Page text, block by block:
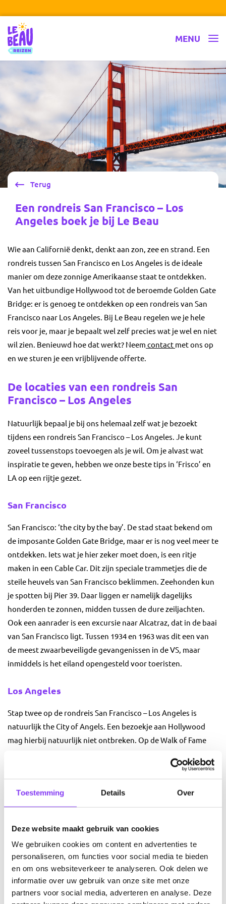
Toestemming Details Over
Deze website maakt gebruik van cookies
We gebruiken cookies om content en advertenties te
personaliseren, om functies voor social media te bieden
en om ons websiteverkeer te analyseren. Ook delen we
informatie over uw gebruik van onze site met onze
partners voor social media, adverteren en analyse. Deze
Le Beau Reizen
MENU
Terug
Een rondreis San Francisco – Los
Angeles boek je bij Le Beau
Wie aan Californië denkt, denkt aan zon, zee en strand. Een
rondreis tussen San Francisco en Los Angeles is de ideale
manier om deze zonnige Amerikaanse staat te ontdekken.
Van het uitbundige Hollywood tot de beroemde Golden Gate
Bridge: er is genoeg te ontdekken op een rondreis van San
Francisco naar Los Angeles. Bij Le Beau regelen we je hele
reis voor je, maar je bepaalt wel zelf precies wat je wel en niet
wil zien. Benieuwd hoe dat werkt? Neem contact met ons op
en we sturen je een vrijblijvende offerte.
De locaties van een rondreis San
Francisco – Los Angeles
Natuurlijk bepaal je bij ons helemaal zelf wat je bezoekt
tijdens een rondreis San Francisco – Los Angeles. Je kunt
zoveel tussenstops toevoegen als je wil. Om je alvast wat
inspiratie te geven, hebben we onze beste tips in ‘Frisco’ en
LA op een rijtje gezet.
San Francisco
San Francisco: ‘the city by the bay’. De stad staat bekend om
de imposante Golden Gate Bridge, maar er is nog veel meer te
ontdekken. Iets wat je hier zeker moet doen, is een ritje
maken in een Cable Car. Dit zijn speciale trammetjes die de
steile heuvels van San Francisco beklimmen. Zeehonden kun
je spotten bij Pier 39. Daar liggen er namelijk dagelijks
honderden te zonnen, midden tussen de dure zeiljachten.
Ook een aanrader is een excursie naar Alcatraz, dat in de baai
van San Francisco ligt. Tussen 1934 en 1963 was dit een van
de meest zwaarbeveiligde gevangenissen in de VS, maar
inmiddels is het eiland opengesteld voor toeristen.
Los Angeles
Stap twee op de rondreis San Francisco – Los Angeles is
natuurlijk the City of Angels. Een bezoekje aan Hollywood
mag hierbij natuurlijk niet ontbreken. Op de Walk of Fame
beroemdheden bekijken. Vergeet ook het pretpark Universal
Studio’s niet, waar zich onder andere the Wizarding World of
Harry Potter bevindt. Meer een Disneyfan? Disneyland
California in Anaheim was de eerste van de wereldberoemde
Liefhebbers van flaneren langs het strand kunnen hun hart
ophalen in Santa Monica en Venice Beach.
Voordelen van een rondreis San
Francisco – Los Angeles boeken bij Le